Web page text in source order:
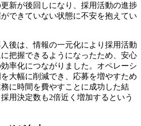
新が後回しになり、採用活動の進捗
できていない状態に不安を抱えてい
後は、情報の一元化により採用活動
把握できるようになったため、安心
率化につながりました。オペレーシ
大幅に削減でき、応募を増やすため
に時間を費やすことに成功した結
用決定数も2倍近く増加するという